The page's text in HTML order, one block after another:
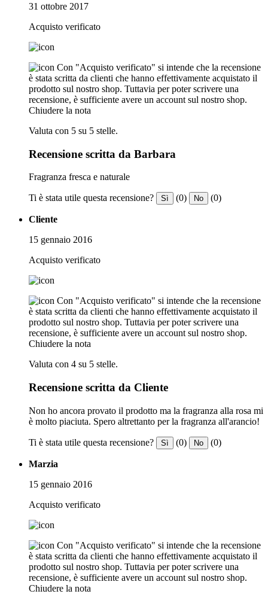
31 ottobre 2017
Acquisto verificato
Con "Acquisto verificato" si intende che la recensione
è stata scritta da clienti che hanno effettivamente acquistato il
prodotto sul nostro shop. Tuttavia per poter scrivere una
recensione, è sufficiente avere un account sul nostro shop.
Chiudere la nota
Valuta con 5 su 5 stelle.
Recensione scritta da Barbara
Fragranza fresca e naturale
Ti è stata utile questa recensione? Sì (0) No (0)
Cliente
15 gennaio 2016
Acquisto verificato
Con "Acquisto verificato" si intende che la recensione
è stata scritta da clienti che hanno effettivamente acquistato il
prodotto sul nostro shop. Tuttavia per poter scrivere una
recensione, è sufficiente avere un account sul nostro shop.
Chiudere la nota
Valuta con 4 su 5 stelle.
Recensione scritta da Cliente
Non ho ancora provato il prodotto ma la fragranza alla rosa mi
è molto piaciuta. Spero altrettanto per la fragranza all'arancio!
Ti è stata utile questa recensione? Sì (0) No (0)
Marzia
15 gennaio 2016
Acquisto verificato
Con "Acquisto verificato" si intende che la recensione
è stata scritta da clienti che hanno effettivamente acquistato il
prodotto sul nostro shop. Tuttavia per poter scrivere una
recensione, è sufficiente avere un account sul nostro shop.
Chiudere la nota